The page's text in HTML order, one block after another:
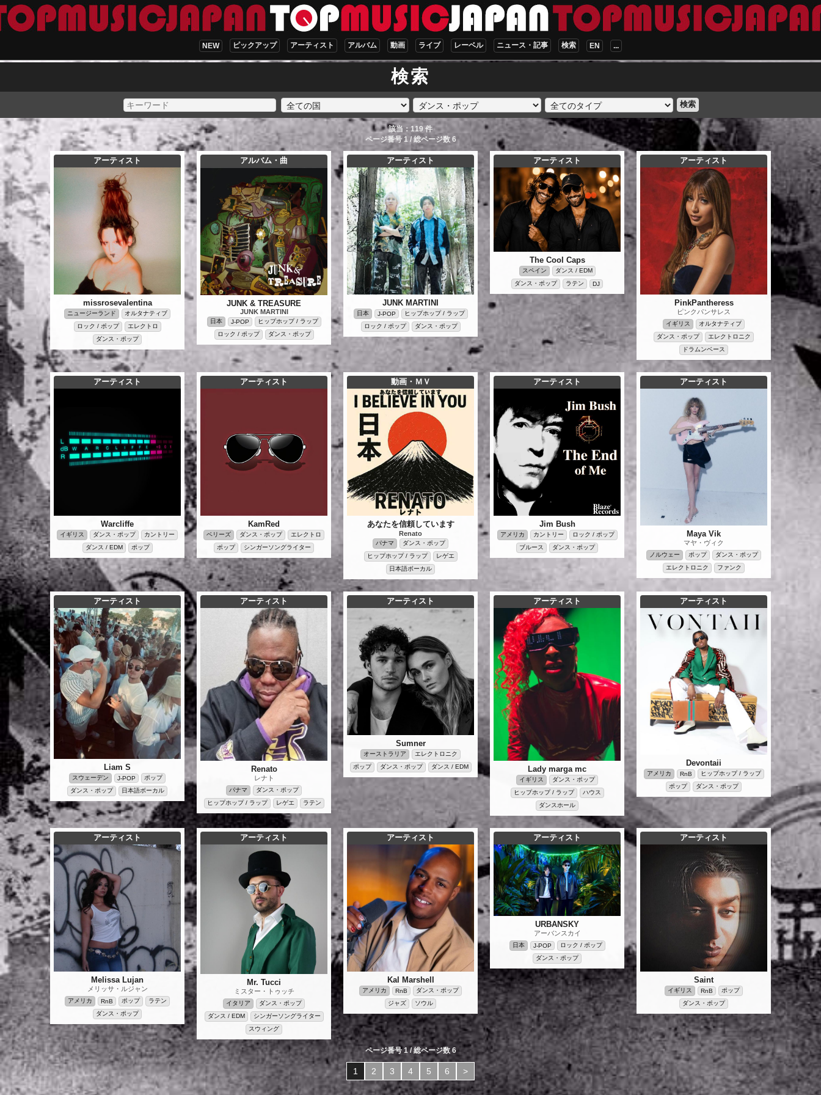
NEW ピックアップ アーティスト アルバム 動画 ライブ レーベル ニュース・記事 検索 EN ...
検索
検索
該当：119 件
ページ番号 1 / 総ページ数 6
アーティスト
missrosevalentina
ニュージーランド
オルタナティブ
ロック / ポップ
エレクトロ
ダンス・ポップ
アルバム・曲
JUNK & TREASURE
JUNK MARTINI
日本 J-POP
ヒップホップ / ラップ
ロック / ポップ
ダンス・ポップ
アーティスト
JUNK MARTINI
日本 J-POP
ヒップホップ / ラップ
ロック / ポップ
ダンス・ポップ
アーティスト
The Cool Caps
スペイン
ダンス / EDM
ダンス・ポップ
ラテン DJ
アーティスト
PinkPantheress
ピンクパンサレス
イギリス
オルタナティブ
ダンス・ポップ
エレクトロニク
ドラムンベース
アーティスト
Warcliffe
イギリス ダンス・ポップ
カントリー
ダンス / EDM
ポップ
アーティスト
KamRed
ベリーズ ダンス・ポップ
エレクトロ
ポップ
シンガーソングライター
動画・ＭＶ
あなたを信頼しています
Renato
パナマ
ダンス・ポップ
ヒップホップ / ラップ
レゲエ
日本語ボーカル
アーティスト
Jim Bush
アメリカ カントリー
ロック / ポップ
ブルース
ダンス・ポップ
アーティスト
Maya Vik
マヤ・ヴィク
ノルウェー ポップ
ダンス・ポップ
エレクトロニク
ファンク
アーティスト
Liam S
スウェーデン J-POP
ポップ
ダンス・ポップ
日本語ボーカル
アーティスト
Renato
レナト
パナマ
ダンス・ポップ
ヒップホップ / ラップ
レゲエ ラテン
アーティスト
Sumner
オーストラリア
エレクトロニク
ポップ
ダンス・ポップ ダンス / EDM
アーティスト
Lady marga mc
イギリス
ダンス・ポップ
ヒップホップ / ラップ
ハウス
ダンスホール
アーティスト
Devontaii
アメリカ RnB
ヒップホップ / ラップ
ポップ
ダンス・ポップ
アーティスト
Melissa Lujan
メリッサ・ルジャン
アメリカ RnB ポップ
ラテン
ダンス・ポップ
アーティスト
Mr. Tucci
ミスター・トゥッチ
イタリア
ダンス・ポップ
ダンス / EDM
シンガーソングライター
スウィング
アーティスト
Kal Marshell
アメリカ RnB
ダンス・ポップ
ジャズ
ソウル
アーティスト
URBANSKY
アーバンスカイ
日本 J-POP
ロック / ポップ
ダンス・ポップ
アーティスト
Saint
イギリス RnB
ポップ
ダンス・ポップ
ページ番号 1 / 総ページ数 6
1 2 3 4 5 6 >